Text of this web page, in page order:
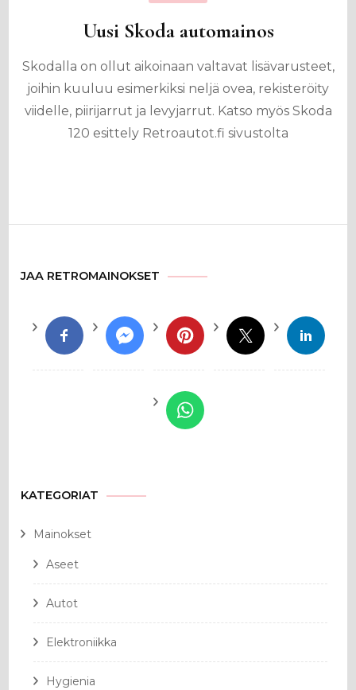
Uusi Skoda automainos
Skodalla on ollut aikoinaan valtavat lisävarusteet,
joihin kuuluu esimerkiksi neljä ovea, rekisteröity
viidelle, piirijarrut ja levyjarrut. Katso myös Skoda
120 esittely Retroautot.fi sivustolta
JAA RETROMAINOKSET
KATEGORIAT
Mainokset
Aseet
Autot
Elektroniikka
Hygienia